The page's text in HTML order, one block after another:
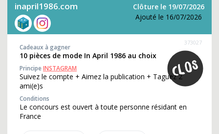
inapril1986.com
Clôture le 19/07/2026
Ajouté le 16/07/2026
373027
Cadeaux à gagner
10 pièces de mode In April 1986 au choix
PrincipeINSTAGRAM
Suivez le compte + Aimez la publication + Taguez 2
ami(e)s
Conditions
Le concours est ouvert à toute personne résidant en
France